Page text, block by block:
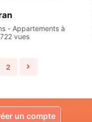
- Appartements à
722 vues
2
un compte